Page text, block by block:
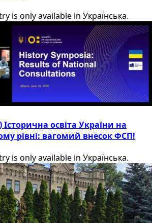
is only available in Українська.
Історична освіта України на
рівні: вагомий внесок ФСП!
is only available in Українська.